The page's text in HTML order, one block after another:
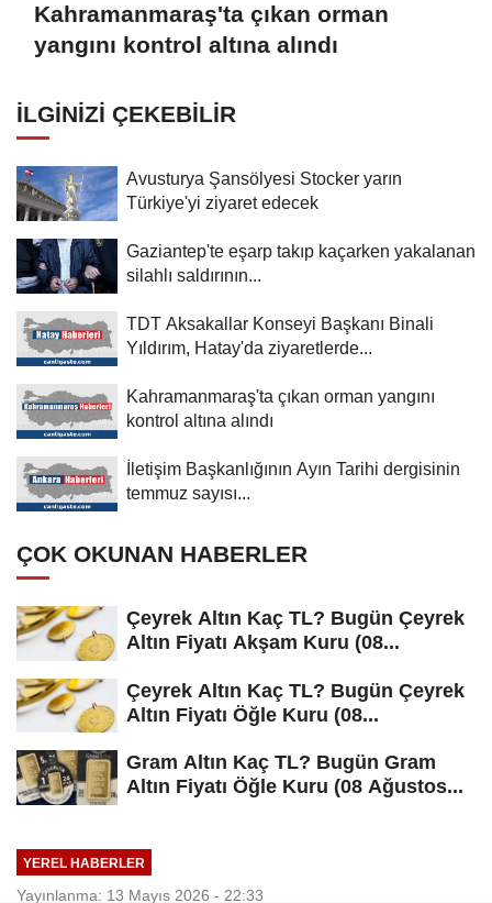
Kahramanmaraş'ta çıkan orman
yangını kontrol altına alındı
İLGINIZI ÇEKEBILIR
Avusturya Şansölyesi Stocker yarın
Türkiye'yi ziyaret edecek
Gaziantep'te eşarp takıp kaçarken yakalanan
silahlı saldırının...
TDT Aksakallar Konseyi Başkanı Binali
Yıldırım, Hatay'da ziyaretlerde...
Kahramanmaraş'ta çıkan orman yangını
kontrol altına alındı
İletişim Başkanlığının Ayın Tarihi dergisinin
temmuz sayısı...
ÇOK OKUNAN HABERLER
Çeyrek Altın Kaç TL? Bugün Çeyrek
Altın Fiyatı Akşam Kuru (08...
Çeyrek Altın Kaç TL? Bugün Çeyrek
Altın Fiyatı Öğle Kuru (08...
Gram Altın Kaç TL? Bugün Gram
Altın Fiyatı Öğle Kuru (08 Ağustos...
YEREL HABERLER
Yayınlanma: 13 Mayıs 2026 - 22:33